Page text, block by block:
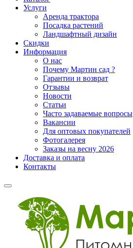
Услуги
Аренда трактора
Посадка растений
Ландшафтный дизайн
Скидки
Информация
О нас
Почему Мартин сад ?
Гарантии и возврат
Отзывы
Новости
Статьи
Часто задаваемые вопросы
Вакансии
Для оптовых покупателей
Фотогалерея
Заказы на весну 2026
Доставка и оплата
Контакты